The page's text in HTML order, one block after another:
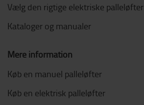
Vælg den rigtige elektriske palleløfter
Kataloger og manualer
Mere information
Køb en manuel palleløfter
Køb en elektrisk palleløfter